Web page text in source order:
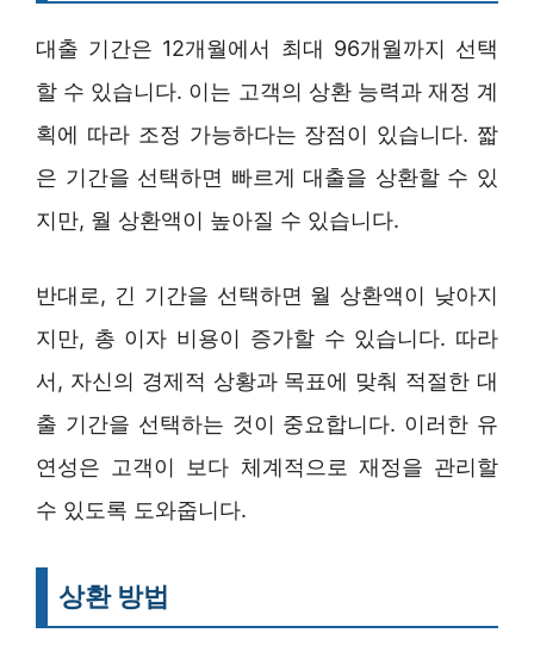
대출 기간은 12개월에서 최대 96개월까지 선택
할 수 있습니다. 이는 고객의 상환 능력과 재정 계
획에 따라 조정 가능하다는 장점이 있습니다. 짧
은 기간을 선택하면 빠르게 대출을 상환할 수 있
지만, 월 상환액이 높아질 수 있습니다.
반대로, 긴 기간을 선택하면 월 상환액이 낮아지
지만, 총 이자 비용이 증가할 수 있습니다. 따라
서, 자신의 경제적 상황과 목표에 맞춰 적절한 대
출 기간을 선택하는 것이 중요합니다. 이러한 유
연성은 고객이 보다 체계적으로 재정을 관리할
수 있도록 도와줍니다.
상환 방법